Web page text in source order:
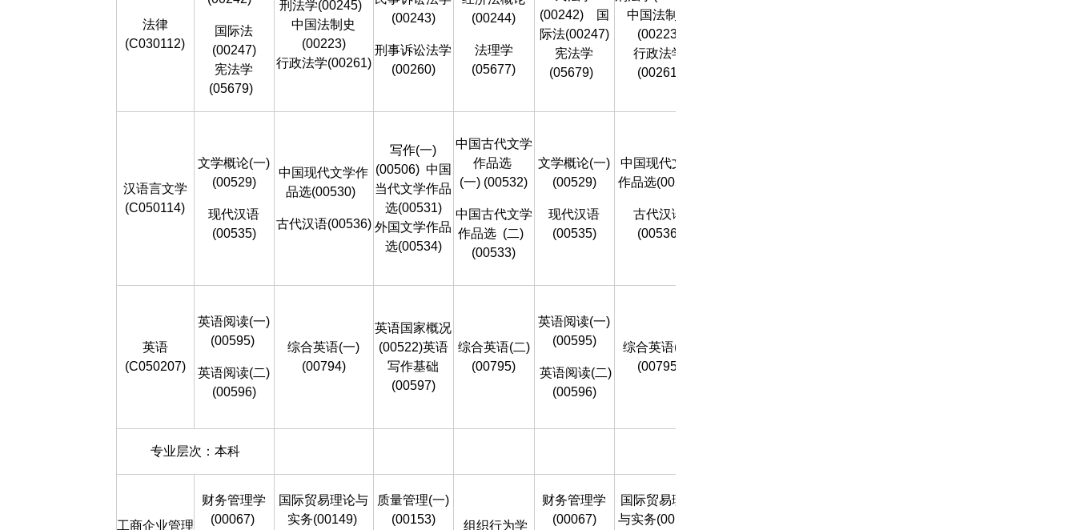
法律
(C030112)
国际法
(00247)
宪法学
(05679)
刑法学(00245)
中国法制史
(00223)
行政法学(00261)
(00243)
刑事诉讼法学
(00260)
(00244)
法理学
(05677)
(00242)
国
际法(00247)
宪法学
(05679)
中国法制史
(00223)
行政法学
(00261)
汉语言文学
(C050114)
文学概论(一)
(00529)
现代汉语
(00535)
中国现代文学作
品选(00530)
古代汉语(00536)
写作(一)
(00506) 中国
当代文学作品
选(00531)
外国文学作品
选(00534)
中国古代文学
作品选
(一) (00532)
中国古代文学
作品选 (二)
(00533)
文学概论(一)
(00529)
现代汉语
(00535)
中国现代文学
作品选(00530)
古代汉语
(00536)
英语
(C050207)
英语阅读(一)
(00595)
英语阅读(二)
(00596)
综合英语(一)
(00794)
英语国家概况
(00522)英语
写作基础
(00597)
综合英语(二)
(00795)
英语阅读(一)
(00595)
英语阅读(二)
(00596)
综合英语(二)
(00795)
专业层次：本科
工商企业管理
财务管理学
(00067)
国际贸易理论与
实务(00149)
质量管理(一)
(00153)
组织行为学
财务管理学
(00067)
国际贸易理论
与实务(00149)